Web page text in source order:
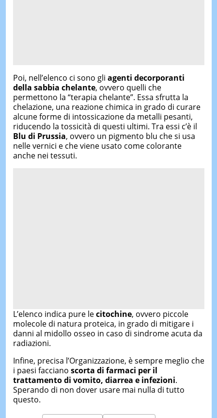
Poi, nell’elenco ci sono gli agenti decorporanti
della sabbia chelante, ovvero quelli che
permettono la “terapia chelante”. Essa sfrutta la
chelazione, una reazione chimica in grado di curare
alcune forme di intossicazione da metalli pesanti,
riducendo la tossicità di questi ultimi. Tra essi c’è il
Blu di Prussia, ovvero un pigmento blu che si usa
nelle vernici e che viene usato come colorante
anche nei tessuti.
L’elenco indica pure lecitochine, ovvero piccole
molecole di natura proteica, in grado di mitigare i
danni al midollo osseo in caso di sindrome acuta da
radiazioni.
Infine, precisa l’Organizzazione, è sempre meglio che
i paesi facciano scorta di farmaci per il
trattamento di vomito, diarrea e infezioni.
Sperando di non dover usare mai nulla di tutto
questo.